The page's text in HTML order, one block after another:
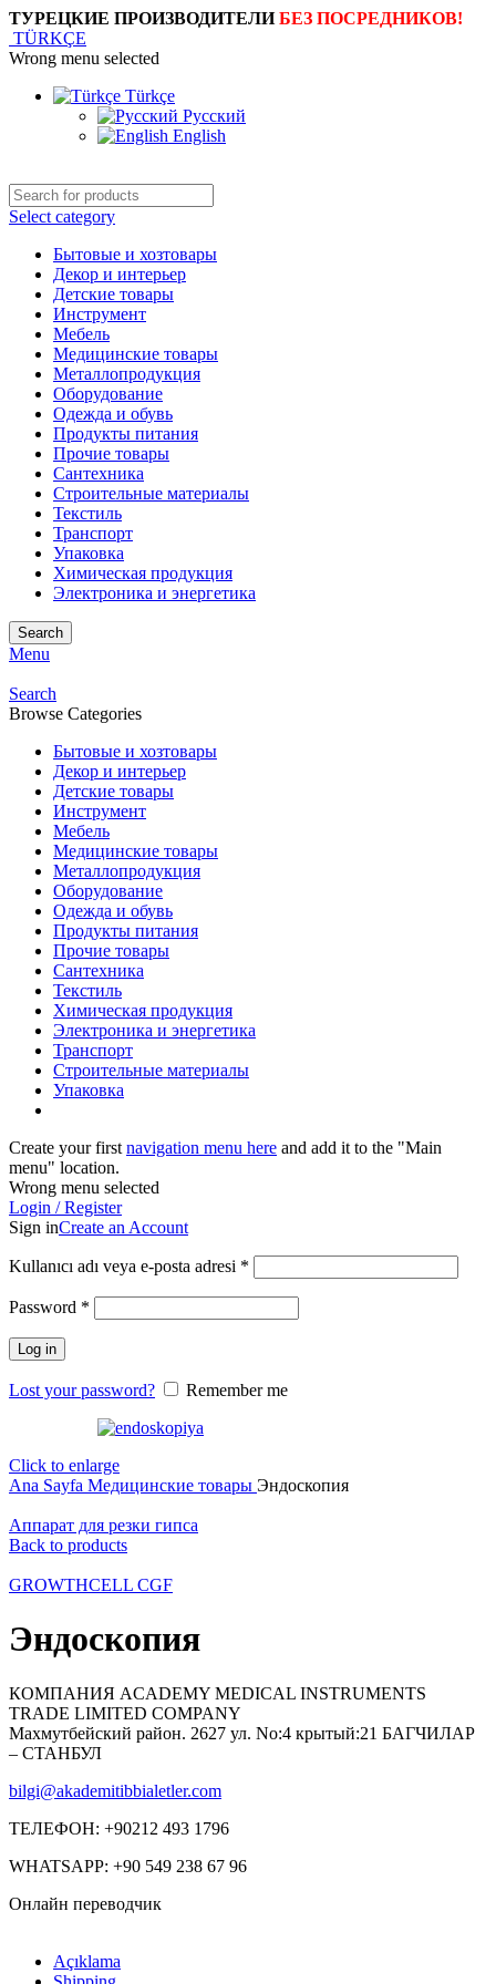
ТУРЕЦКИЕ ПРОИЗВОДИТЕЛИБЕЗ ПОСРЕДНИКОВ!
TÜRKÇE
Wrong menu selected
Türkçe
Русский
English
Select category
Бытовые и хозтовары
Декор и интерьер
Детские товары
Инструмент
Мебель
Медицинские товары
Металлопродукция
Оборудование
Одежда и обувь
Продукты питания
Прочие товары
Сантехника
Строительные материалы
Текстиль
Транспорт
Упаковка
Химическая продукция
Электроника и энергетика
Search
Menu
Search
Browse Categories
Бытовые и хозтовары
Декор и интерьер
Детские товары
Инструмент
Мебель
Медицинские товары
Металлопродукция
Оборудование
Одежда и обувь
Продукты питания
Прочие товары
Сантехника
Текстиль
Химическая продукция
Электроника и энергетика
Транспорт
Строительные материалы
Упаковка
Create your first navigation menu here and add it to the "Main
menu" location.
Wrong menu selected
Login / Register
Sign inCreate an Account
Kullanıcı adı veya e-posta adresi *
Password *
Log in
Lost your password? Remember me
Click to enlarge
Ana Sayfa Медицинские товары Эндоскопия
Аппарат для резки гипса
Back to products
GROWTHCELL CGF
Эндоскопия
КОМПАНИЯ ACADEMY MEDICAL INSTRUMENTS
TRADE LIMITED COMPANY
Махмутбейский район. 2627 ул. No:4 крытый:21 БАГЧИЛАР
– СТАНБУЛ
bilgi@akademitibbialetler.com
ТЕЛЕФОН: +90212 493 1796
WHATSAPP: +90 549 238 67 96
Онлайн переводчик
Açıklama